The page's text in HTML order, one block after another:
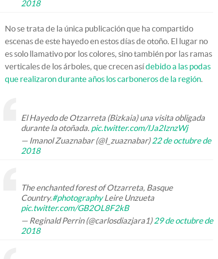
2018
No se trata de la única publicación que ha compartido
escenas de este hayedo en estos días de otoño. El lugar no
es solo llamativo por los colores, sino también por las ramas
verticales de los árboles, que crecen asídebido a las podas
que realizaron durante años los carboneros de la región.
El Hayedo de Otzarreta (Bizkaia) una visita obligada
durante la otoñada. pic.twitter.com/IJa2IznzWj
— Imanol Zuaznabar (@I_zuaznabar)22 de octubre de
2018
The enchanted forest of Otzarreta, Basque
Country.#photographyLeire Unzueta
pic.twitter.com/GB2OL8F2kB
— Reginald Perrin (@carlosdiazjara1)29 de octubre de
2018